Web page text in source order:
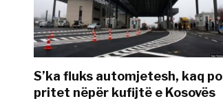
S’ka fluks automjetesh, kaq po
pritet nëpër kufijtë e Kosovës